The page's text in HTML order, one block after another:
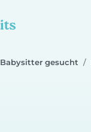
Babysitter gesucht